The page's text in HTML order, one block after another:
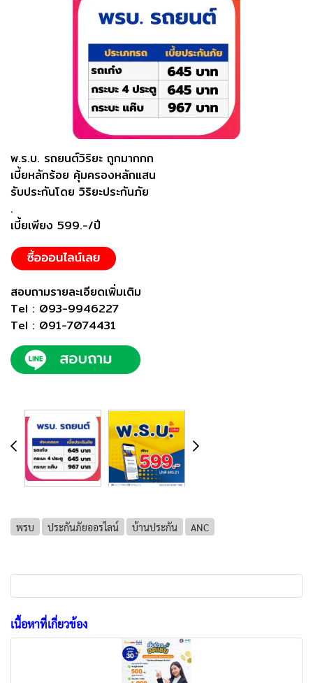
พ.ร.บ. รถยนต์วิริยะ ถูกมากกก
เบี้ยหลักร้อย คุ้มครองหลักแสน
รับประกันโดย วิริยะประกันภัย
.
เบี้ยเพียง 599.-/ปี
สอบถามรายละเอียดเพิ่มเติม
Tel : 093-9946227
Tel : 091-7074431
พรบ ประกันภัยออรไลน์ บ้านประกัน ANC
เนื้อหาที่เกี่ยวข้อง